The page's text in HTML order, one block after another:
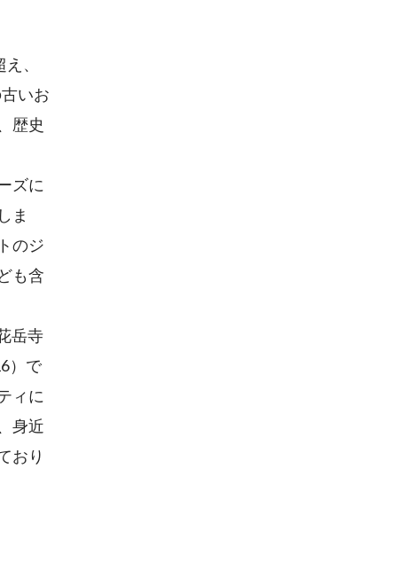
、
いお
歴史
ズに
ま
のジ
も含
岳寺
）で
ィに
身近
おり